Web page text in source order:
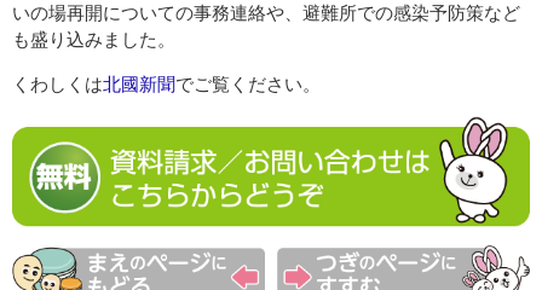
いの場再開についての事務連絡や、避難所での感染予防策など
も盛り込みました。
くわしくは北國新聞でご覧ください。